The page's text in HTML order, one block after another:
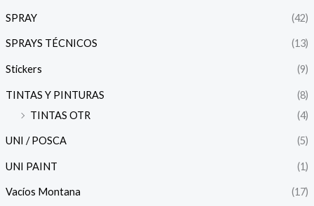
SPRAY (42)
SPRAYS TÉCNICOS (13)
Stickers (9)
TINTAS Y PINTURAS
(8)
TINTAS OTR
(4)
UNI / POSCA (5)
UNI PAINT (1)
Vacíos Montana (17)